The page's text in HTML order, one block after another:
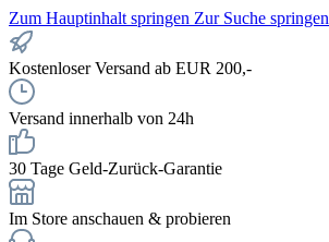
Zum Hauptinhalt springen Zur Suche springen
Kostenloser Versand ab EUR 200,-
Versand innerhalb von 24h
30 Tage Geld-Zurück-Garantie
Im Store anschauen & probieren